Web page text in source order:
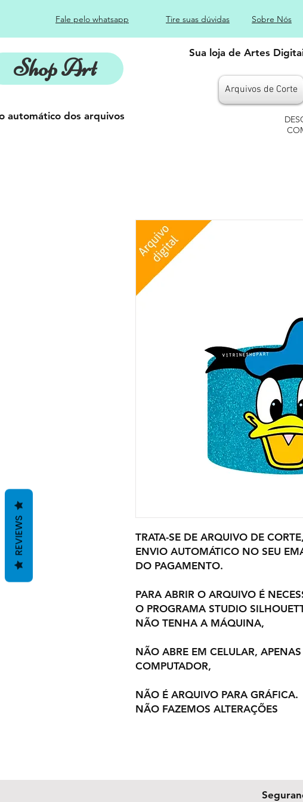
Fale pelo whatsapp Tire suas dúvidas Sobre Nós
Shop Art
Sua loja de Artes
Arquivos de Corte
automático dos arquivos
TRATA-SE DE ARQUIVO DE
ENVIO AUTOMÁTICO NO SEU
DO PAGAMENTO.
PARA ABRIR O ARQUIVO É
O PROGRAMA STUDIO
NÃO TENHA A MÁQUINA,
NÃO ABRE EM CELULAR,
COMPUTADOR,
NÃO É ARQUIVO PARA GRÁFICA.
NÃO FAZEMOS ALTERAÇÕES
REVIEWS